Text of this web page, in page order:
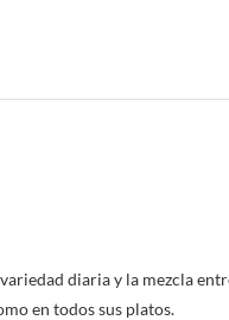
diaria y la mezcla
en todos sus platos.